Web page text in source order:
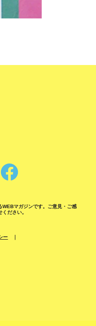
ー
WEBマガジンです。ご意見・ご感
ださい。